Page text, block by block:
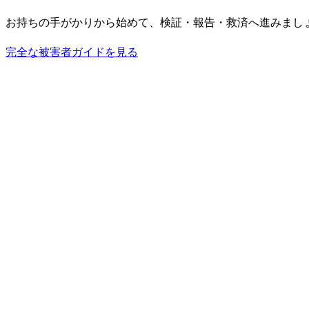
お持ちの手がかりから始めて、検証・報告・救済へ進みまし
完全な被害者ガイドを見る